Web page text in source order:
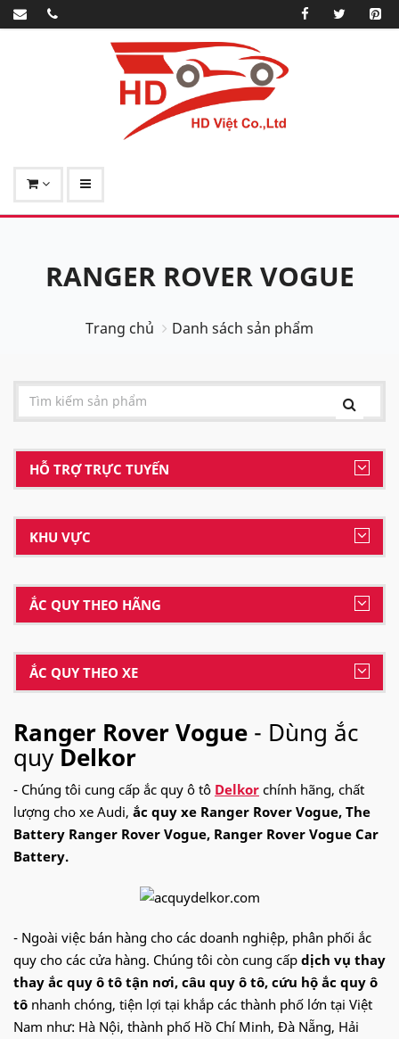
RANGER ROVER VOGUE
Trang chủ Danh sách sản phẩm
HỖ TRỢ TRỰC TUYẾN
KHU VỰC
ẮC QUY THEO HÃNG
ẮC QUY THEO XE
Ranger Rover Vogue - Dùng ắc
quyDelkor
- Chúng tôi cung cấp ắc quy ô tô Delkor chính hãng, chất
lượng cho xe Audi, ắc quy xe Ranger Rover Vogue, The
Battery Ranger Rover Vogue, Ranger Rover Vogue Car
Battery.
- Ngoài việc bán hàng cho các doanh nghiệp, phân phối ắc
quy cho các cửa hàng. Chúng tôi còn cung cấp dịch vụ thay
thay ắc quy ô tô tận nơi, câu quy ô tô, cứu hộ ắc quy ô
tô nhanh chóng, tiện lợi tại khắp các thành phố lớn tại Việt
Nam như: Hà Nội, thành phố Hồ Chí Minh, Đà Nẵng, Hải